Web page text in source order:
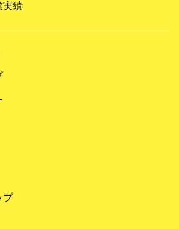
実績
プ